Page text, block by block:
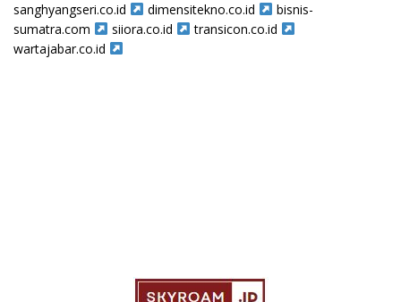
sanghyangseri.co.id
dimensitekno.co.id
bisnis-
sumatra.com
siiora.co.id
transicon.co.id
wartajabar.co.id